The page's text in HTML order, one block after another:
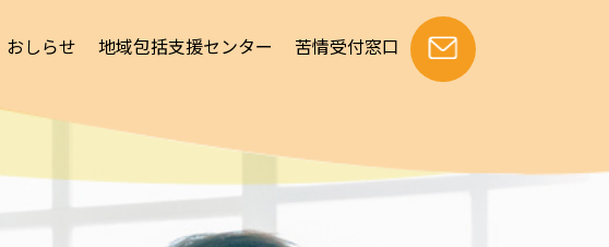
おしらせ 地域包括支援センター 苦情受付窓口